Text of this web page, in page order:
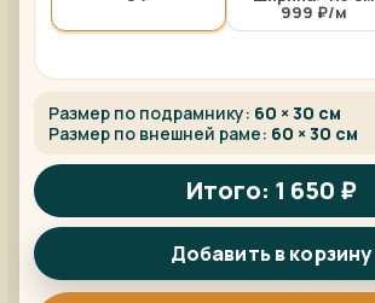
999 ₽/м
Размер по подрамнику: 60 × 30 см
Размер по внешней раме: 60 × 30 см
Итого: 1 650 ₽
Добавить в корзину